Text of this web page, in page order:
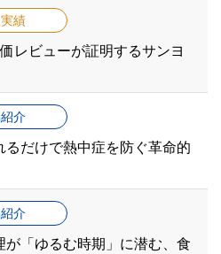
績
レビューが証明するサンヨ
介
るだけで熱中症を防ぐ革命的
介
が「ゆるむ時期」に潜む、食